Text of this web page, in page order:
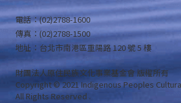
電話：(02)2788-1600
傳真：(02)2788-1500
地址：台北市南港區重陽路 120 號 5 樓
財團法人原住民族文化事業基金會 版權所有
Copyright © 2021 Indigenous Peoples
All Rights Reserved .